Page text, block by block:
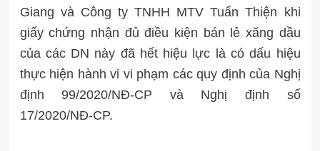
Giang và Công ty TNHH MTV Tuấn Thiện khi
giấy chứng nhận đủ điều kiện bán lẻ xăng dầu
của các DN này đã hết hiệu lực là có dấu hiệu
thực hiện hành vi vi phạm các quy định của Nghị
định 99/2020/NĐ-CP và Nghị định số
17/2020/NĐ-CP.